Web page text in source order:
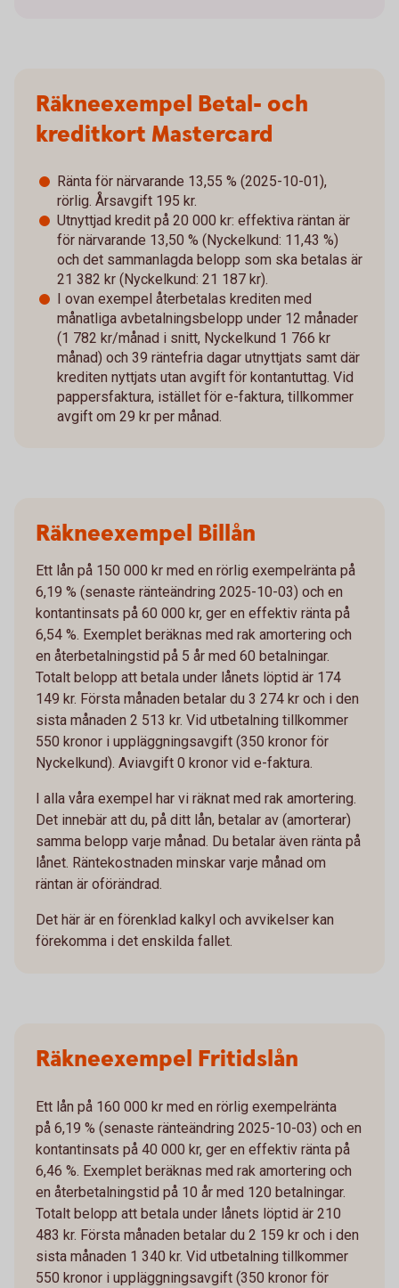
Räkneexempel Betal- och
kreditkort Mastercard
Ränta för närvarande 13,55 % (2025-10-01),
rörlig. Årsavgift 195 kr.
Utnyttjad kredit på 20 000 kr: effektiva räntan är
för närvarande 13,50 % (Nyckelkund: 11,43 %)
och det sammanlagda belopp som ska betalas är
21 382 kr (Nyckelkund: 21 187 kr).
I ovan exempel återbetalas krediten med
månatliga avbetalningsbelopp under 12 månader
(1 782 kr/månad i snitt, Nyckelkund 1 766 kr
månad) och 39 räntefria dagar utnyttjats samt där
krediten nyttjats utan avgift för kontantuttag. Vid
pappersfaktura, istället för e-faktura, tillkommer
avgift om 29 kr per månad.
Räkneexempel Billån
Ett lån på 150 000 kr med en rörlig exempelränta på
6,19 % (senaste ränteändring 2025-10-03) och en
kontantinsats på 60 000 kr, ger en effektiv ränta på
6,54 %. Exemplet beräknas med rak amortering och
en återbetalningstid på 5 år med 60 betalningar.
Totalt belopp att betala under lånets löptid är 174
149 kr. Första månaden betalar du 3 274 kr och i den
sista månaden 2 513 kr. Vid utbetalning tillkommer
550 kronor i uppläggningsavgift (350 kronor för
Nyckelkund). Aviavgift 0 kronor vid e-faktura.
I alla våra exempel har vi räknat med rak amortering.
Det innebär att du, på ditt lån, betalar av (amorterar)
samma belopp varje månad. Du betalar även ränta på
lånet. Räntekostnaden minskar varje månad om
räntan är oförändrad.
Det här är en förenklad kalkyl och avvikelser kan
förekomma i det enskilda fallet.
Räkneexempel Fritidslån
Ett lån på 160 000 kr med en rörlig exempelränta
på 6,19 % (senaste ränteändring 2025-10-03) och en
kontantinsats på 40 000 kr, ger en effektiv ränta på
6,46 %. Exemplet beräknas med rak amortering och
en återbetalningstid på 10 år med 120 betalningar.
Totalt belopp att betala under lånets löptid är 210
483 kr. Första månaden betalar du 2 159 kr och i den
sista månaden 1 340 kr. Vid utbetalning tillkommer
550 kronor i uppläggningsavgift (350 kronor för